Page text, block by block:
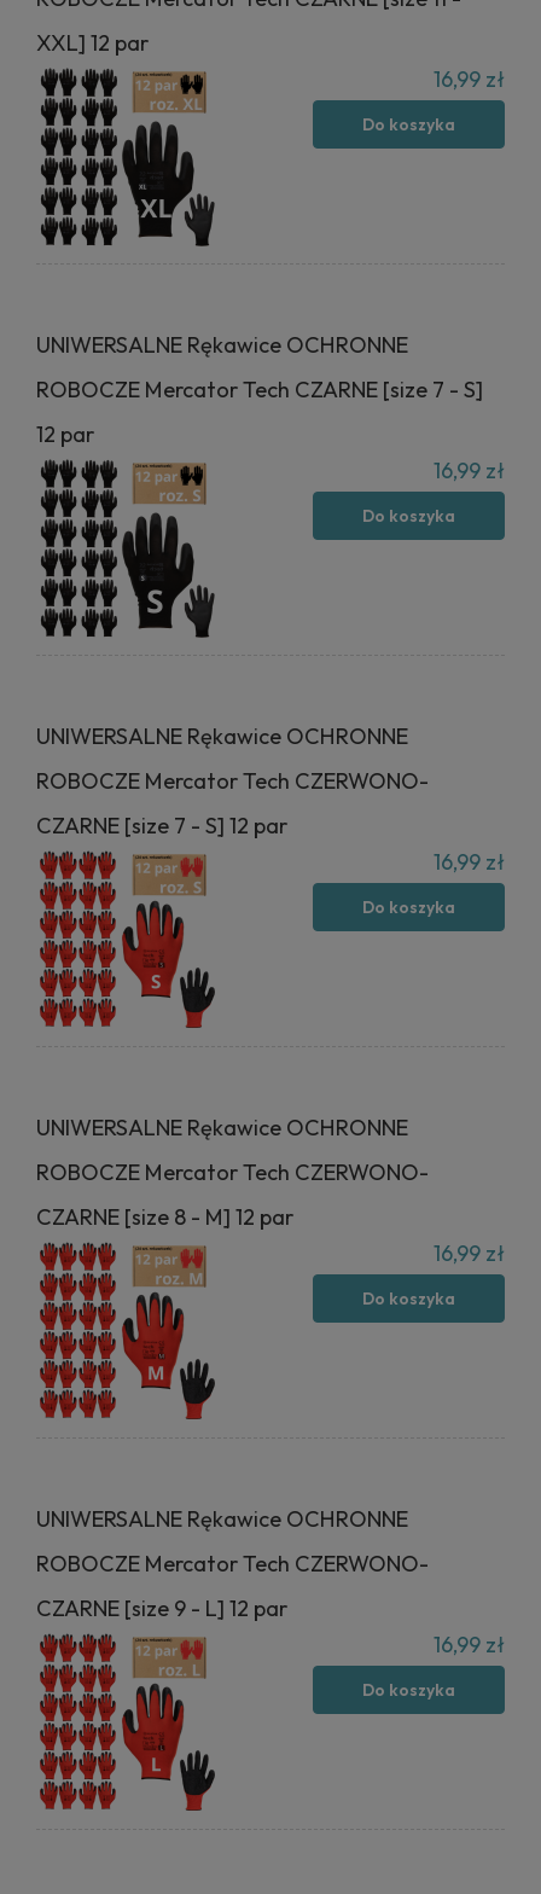
XXL] 12 par
16,99 zł
Do koszyka
UNIWERSALNE Rękawice OCHRONNE
ROBOCZE Mercator Tech CZARNE [size 7 - S]
12 par
16,99 zł
Do koszyka
UNIWERSALNE Rękawice OCHRONNE
ROBOCZE Mercator Tech CZERWONO-
CZARNE [size 7 - S] 12 par
16,99 zł
Do koszyka
UNIWERSALNE Rękawice OCHRONNE
ROBOCZE Mercator Tech CZERWONO-
CZARNE [size 8 - M] 12 par
16,99 zł
Do koszyka
UNIWERSALNE Rękawice OCHRONNE
ROBOCZE Mercator Tech CZERWONO-
CZARNE [size 9 - L] 12 par
16,99 zł
Do koszyka